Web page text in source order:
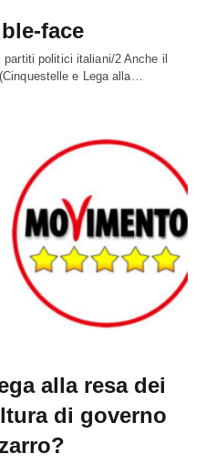
face
politici italiani/2 Anche il
e Lega alla…
alla resa dei
di governo